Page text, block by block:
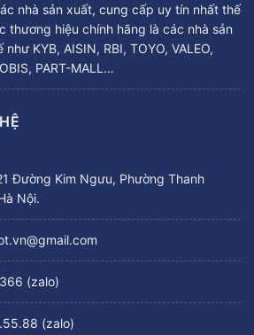
nhà sản xuất, cung cấp uy tín nhất thế
thương hiệu chính hãng là các nhà sản
KYB, AISIN, RBI, TOYO, VALEO,
PART-MALL…
Đường Kim Ngưu, Phường Thanh
Nội.
(zalo)
(zalo)